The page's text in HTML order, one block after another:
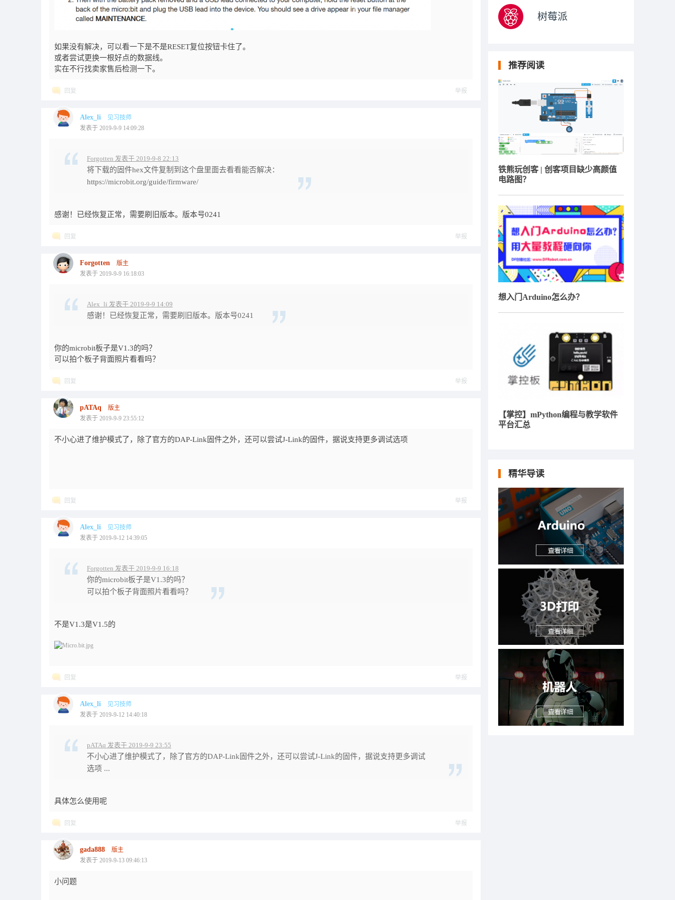
如果没有解决，可以看一下是不是RESET复位按钮卡住了。
或者尝试更换一根好点的数据线。
实在不行找卖家售后检测一下。
回复 举报
Alex_li
见习技师
发表于 2019-9-9 14:09:28
Forgotten 发表于 2019-9-8 22:13
将下载的固件hex文件复制到这个盘里面去看看能否解决：
https://microbit.org/guide/firmware/
感谢！已经恢复正常，需要刷旧版本。版本号0241
回复 举报
Forgotten
版主
发表于 2019-9-9 16:18:03
Alex_li 发表于 2019-9-9 14:09
感谢！已经恢复正常，需要刷旧版本。版本号0241
你的microbit板子是V1.3的吗？
可以拍个板子背面照片看看吗？
回复 举报
pATAq
版主
发表于 2019-9-9 23:55:12
不小心进了维护模式了，除了官方的DAP-Link固件之外，还可以尝试J-Link的固件，据说支持更多调试选项
回复 举报
Alex_li
见习技师
发表于 2019-9-12 14:39:05
Forgotten 发表于 2019-9-9 16:18
你的microbit板子是V1.3的吗？
可以拍个板子背面照片看看吗？
不是V1.3是V1.5的
回复 举报
Alex_li
见习技师
发表于 2019-9-12 14:40:18
pATAq 发表于 2019-9-9 23:55
不小心进了维护模式了，除了官方的DAP-Link固件之外，还可以尝试J-Link的固件，据说支持更多调试
选项 ...
具体怎么使用呢
回复 举报
gada888
版主
发表于 2019-9-13 09:46:13
小问题
树莓派
推荐阅读
铁熊玩创客 | 创客项目缺少高颜值
电路图？
想入门Arduino怎么办？
【掌控】mPython编程与教学软件
平台汇总
精华导读